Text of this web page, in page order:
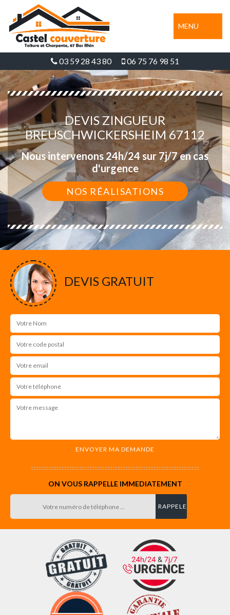
MENU
03 59 28 43 80 06 75 76 98 51
DEVIS ZINGUEUR
BREUSCHWICKERSHEIM 67112
Nous intervenons 24h/24 sur 7j/7 en cas
d'urgence
NOS RÉALISATIONS
DEVIS GRATUIT
ON VOUS RAPPELLE IMMEDIATEMENT